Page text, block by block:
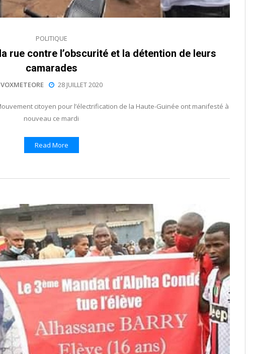
POLITIQUE
rue contre l’obscurité et la détention de leurs
camarades
VOXMETEORE 28 JUILLET 2020
citoyen pour l’électrification de la Haute-Guinée ont manifesté à
nouveau ce mardi
Read More